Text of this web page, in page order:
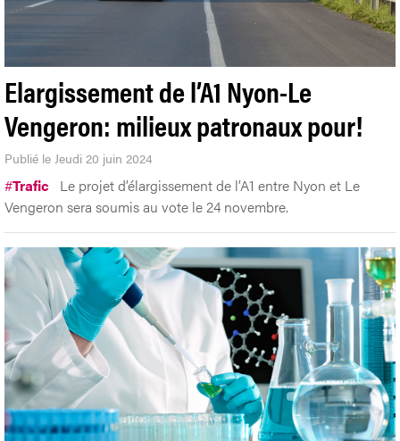
Elargissement de l’A1 Nyon-Le
Vengeron: milieux patronaux pour!
Publié le Jeudi 20 juin 2024
#Trafic
Le projet d’élargissement de l’A1 entre Nyon et Le
Vengeron sera soumis au vote le 24 novembre.